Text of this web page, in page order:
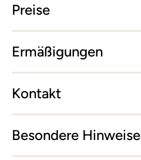
Preise
Ermäßigungen
Kontakt
Besondere Hinweise